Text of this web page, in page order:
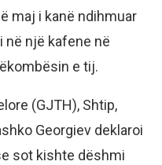
maj i kanë ndihmuar
në një kafene në
e tij.
(GJTH), Shtip,
Georgiev deklaroi
sot kishte dëshmi